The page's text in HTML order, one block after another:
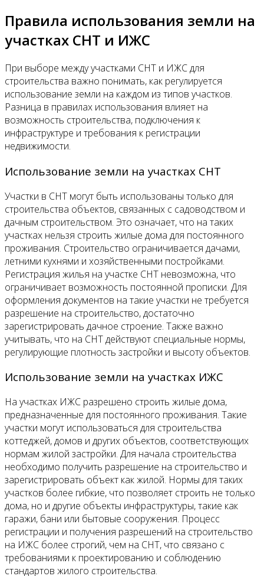
Правила использования земли на
участках СНТ и ИЖС
При выборе между участками СНТ и ИЖС для
строительства важно понимать, как регулируется
использование земли на каждом из типов участков.
Разница в правилах использования влияет на
возможность строительства, подключения к
инфраструктуре и требования к регистрации
недвижимости.
Использование земли на участках СНТ
Участки в СНТ могут быть использованы только для
строительства объектов, связанных с садоводством и
дачным строительством. Это означает, что на таких
участках нельзя строить жилые дома для постоянного
проживания. Строительство ограничивается дачами,
летними кухнями и хозяйственными постройками.
Регистрация жилья на участке СНТ невозможна, что
ограничивает возможность постоянной прописки. Для
оформления документов на такие участки не требуется
разрешение на строительство, достаточно
зарегистрировать дачное строение. Также важно
учитывать, что на СНТ действуют специальные нормы,
регулирующие плотность застройки и высоту объектов.
Использование земли на участках ИЖС
На участках ИЖС разрешено строить жилые дома,
предназначенные для постоянного проживания. Такие
участки могут использоваться для строительства
коттеджей, домов и других объектов, соответствующих
нормам жилой застройки. Для начала строительства
необходимо получить разрешение на строительство и
зарегистрировать объект как жилой. Нормы для таких
участков более гибкие, что позволяет строить не только
дома, но и другие объекты инфраструктуры, такие как
гаражи, бани или бытовые сооружения. Процесс
регистрации и получения разрешений на строительство
на ИЖС более строгий, чем на СНТ, что связано с
требованиями к проектированию и соблюдению
стандартов жилого строительства.